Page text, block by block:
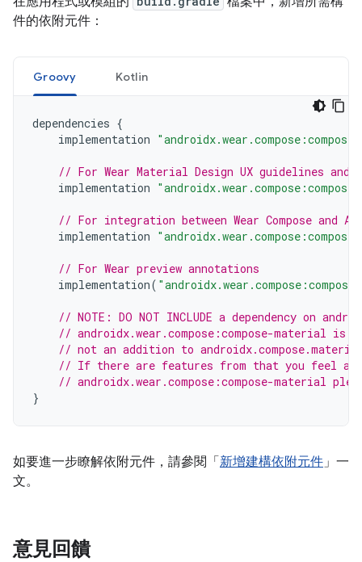
件的依附元件：
Groovy Kotlin
dependencies {
implementation
// For Wear Material Design UX guidelines and
implementation
// For integration between Wear Compose and
implementation
// For Wear preview annotations
implementation(
// NOTE: DO NOT INCLUDE a dependency on
// androidx.wear.compose:compose-material is
// not an addition to
// If there are features from that you feel are
// androidx.wear.compose:compose-material
}
如要進一步瞭解依附元件，請參閱「 新增建構依附元件」一
文。
意見回饋